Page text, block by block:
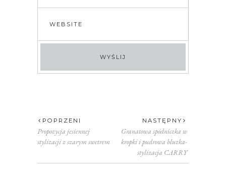
POPRZENI
Propozycja jesiennej
stylizacji z szarym swetrem
NASTĘPNY
Granatowa spódniczka w
kropki i pudrowa bluzka-
stylizacja CARRY